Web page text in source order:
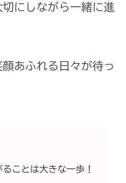
にしながら一緒に進
あふれる日々が待っ
ことは大きな一歩！